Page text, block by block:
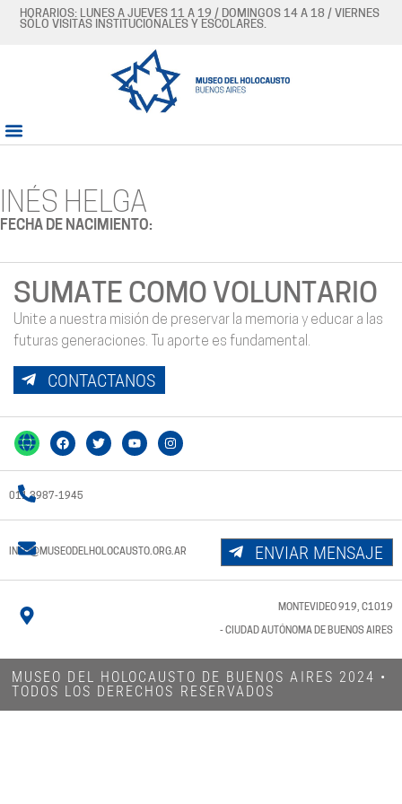
HORARIOS: LUNES A JUEVES 11 A 19 / DOMINGOS 14 A 18 / VIERNES
SÓLO VISITAS INSTITUCIONALES Y ESCOLARES.
INÉS HELGA
FECHA DE NACIMIENTO:
SUMATE COMO VOLUNTARIO
Unite a nuestra misión de preservar la memoria y educar a las
futuras generaciones. Tu aporte es fundamental.
CONTACTANOS
011 3987-1945
INFO@MUSEODELHOLOCAUSTO.ORG.AR ENVIAR MENSAJE
MONTEVIDEO 919, C1019
- CIUDAD AUTÓNOMA DE BUENOS AIRES
MUSEO DEL HOLOCAUSTO DE BUENOS AIRES 2024​ •
TODOS LOS DERECHOS RESERVADOS